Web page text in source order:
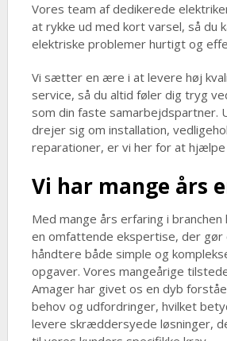
Vores team af dedikerede
at rykke ud med kort varsel, så du
elektriske problemer hurtigt og
Vi sætter en ære i at levere høj
service, så du altid føler dig tryg
som din faste samarbejdspartner.
drejer sig om installation,
reparationer, er vi her for at hjælpe
Vi har mange års
Med mange års erfaring i
en omfattende ekspertise, der gør
håndtere både simple og
opgaver. Vores mangeårige
Amager har givet os en dyb
behov og udfordringer, hvilket
levere skræddersyede løsninger,